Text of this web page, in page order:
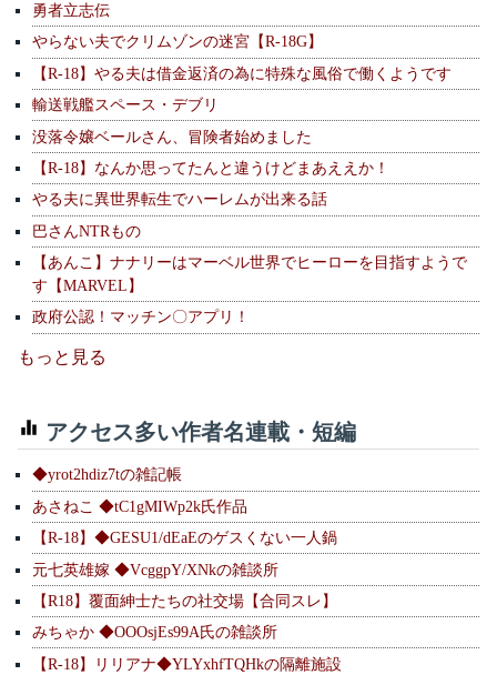
勇者立志伝
やらない夫でクリムゾンの迷宮【R-18G】
【R-18】やる夫は借金返済の為に特殊な風俗で働くようです
輸送戦艦スペース・デブリ
没落令嬢ベールさん、冒険者始めました
【R-18】なんか思ってたんと違うけどまあええか！
やる夫に異世界転生でハーレムが出来る話
巴さんNTRもの
【あんこ】ナナリーはマーベル世界でヒーローを目指すようで
す【MARVEL】
政府公認！マッチン〇アプリ！
もっと見る
アクセス多い作者名連載・短編
◆yrot2hdiz7tの雑記帳
あさねこ ◆tC1gMIWp2k氏作品
【R-18】◆GESU1/dEaEのゲスくない一人鍋
元七英雄嫁 ◆VcggpY/XNkの雑談所
【R18】覆面紳士たちの社交場【合同スレ】
みちゃか ◆OOOsjEs99A氏の雑談所
【R-18】リリアナ◆YLYxhfTQHkの隔離施設